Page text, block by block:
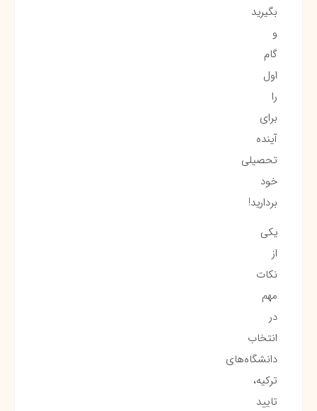
بگیرید
و
گام
اول
را
برای
آینده
تحصیلی
خود
بردارید!
یکی
از
نکات
مهم
در
انتخاب
دانشگاه‌های
ترکیه،
تایید